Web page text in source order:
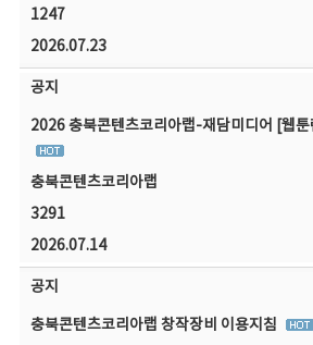
1247
2026.07.23
공지
2026 충북콘텐츠코리아랩-재담미디어 [웹툰
충북콘텐츠코리아랩
3291
2026.07.14
공지
충북콘텐츠코리아랩 창작장비 이용지침